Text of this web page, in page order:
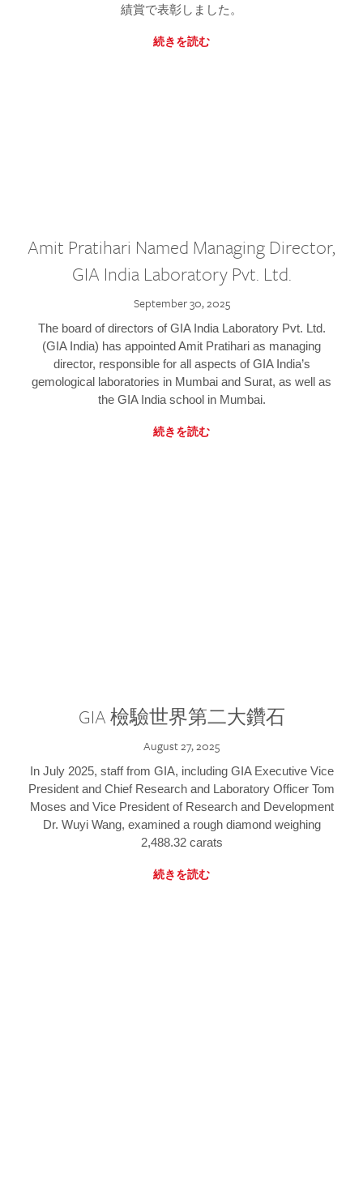
績賞で表彰しました。
続きを読む
Amit Pratihari Named Managing Director,
GIA India Laboratory Pvt. Ltd.
September 30, 2025
The board of directors of GIA India Laboratory Pvt. Ltd.
(GIA India) has appointed Amit Pratihari as managing
director, responsible for all aspects of GIA India’s
gemological laboratories in Mumbai and Surat, as well as
the GIA India school in Mumbai.
続きを読む
GIA 檢驗世界第二大鑽石
August 27, 2025
In July 2025, staff from GIA, including GIA Executive Vice
President and Chief Research and Laboratory Officer Tom
Moses and Vice President of Research and Development
Dr. Wuyi Wang, examined a rough diamond weighing
2,488.32 carats
続きを読む